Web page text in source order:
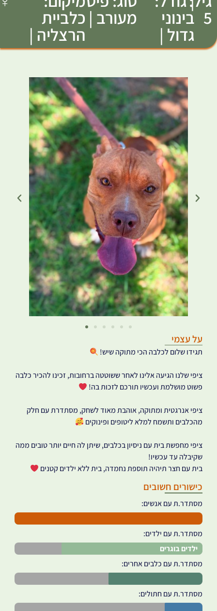
5 בינוני
גדול |
מעורב | כלביית
הרצליה |
על עצמי
תגידו שלום לכלבה הכי מתוקה שיש!
ציפי שלנו הגיעה אלינו לאחר ששוטטה ברחובות, זכינו להכיר כלבה
פשוט מושלמת ועכשיו תורכם לזכות בה!
ציפי אנרגטית ומתוקה, אוהבת מאוד לשחק, מסתדרת עם חלק
מהכלבים ותשמח למלא ליטופים ופינוקים
ציפי מחפשת בית עם ניסיון בכלבים, שיתן לה חיים יותר טובים ממה
שקיבלה עד עכשיו!
בית עם חצר תיהיה תוספת נחמדה, בית ללא ילדים קטנים
כישורים חשובים
מסתדר.ת עם אנשים:
מסתדר.ת עם ילדים:
ילדים בוגרים
מסתדר.ת עם כלבים אחרים:
מסתדר.ת עם חתולים: